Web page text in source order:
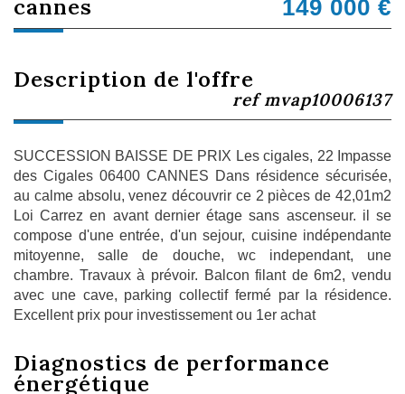
cannes 149 000 €
description de l'offre
ref mvap10006137
SUCCESSION BAISSE DE PRIX Les cigales, 22 Impasse
des Cigales 06400 CANNES Dans résidence sécurisée,
au calme absolu, venez découvrir ce 2 pièces de 42,01m2
Loi Carrez en avant dernier étage sans ascenseur. il se
compose d'une entrée, d'un sejour, cuisine indépendante
mitoyenne, salle de douche, wc independant, une
chambre. Travaux à prévoir. Balcon filant de 6m2, vendu
avec une cave, parking collectif fermé par la résidence.
Excellent prix pour investissement ou 1er achat
diagnostics de performance
énergétique